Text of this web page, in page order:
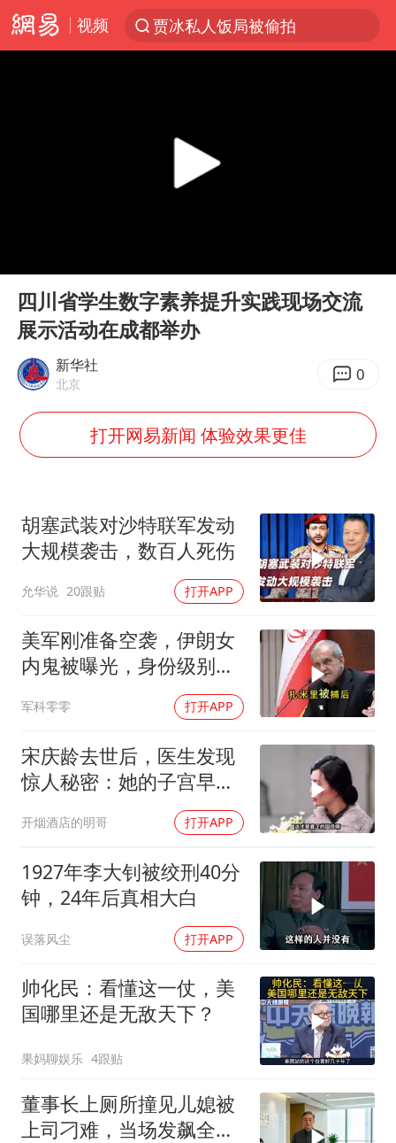
视频
贾冰私人饭局被偷拍
上海鼓励居家办公
新疆生产建设兵团生态环境局原局长被查
朱一龙的鼻子怎么了
4.2平卫生间补漏注胶花1.55万
周星驰妈妈现身香港首映礼
湖北启动重大气象灾害三级应急响应
费大厨口号更改 不再宣传小炒肉大王
56岁刘奕君跟13岁女儿合跳
从科技创新看开局起步的时与势
Play
四川省学生数字素养提升实践现场交流
展示活动在成都举办
新华社
北京 0
打开网易新闻 体验效果更佳
胡塞武装对沙特联军发动
大规模袭击，数百人死伤
允华说 20跟贴 打开APP
美军刚准备空袭，伊朗女
内鬼被曝光，身份级别很
军科零零 打开APP
宋庆龄去世后，医生发现
惊人秘密：她的子宫早就
开烟酒店的明哥 打开APP
1927年李大钊被绞刑40分
钟，24年后真相大白
误落风尘 打开APP
帅化民：看懂这一仗，美
国哪里还是无敌天下？
果妈聊娱乐 4跟贴
董事长上厕所撞见儿媳被
上司刁难，当场发飙全场